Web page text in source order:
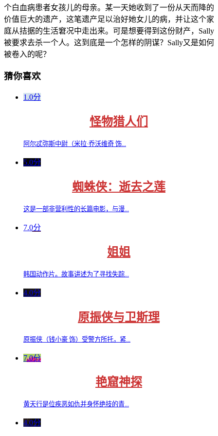
个白血病患者女孩儿的母亲。某一天她收到了一份从天而降的
价值巨大的遗产，这笔遗产足以治好她女儿的病，并让这个家
庭从拮据的生活窘况中走出来。可是想要得到这份财产，Sally
被要求去杀一个人。这到底是一个怎样的阴谋？Sally又是如何
被卷入的呢？
猜你喜欢
1.0分
怪物猎人们
阿尔忒弥斯中尉（米拉·乔沃维奇 饰...
5.0分
蜘蛛侠：逝去之莲
这是一部非营利性的长篇电影，与漫...
7.0分
姐姐
韩国动作片。故事讲述为了寻找失踪...
4.0分
原振侠与卫斯理
原振侠（钱小豪 饰）受警方所托，紧...
7.0分
艳窟神探
黄天行是位疾恶如仇并身怀绝技的青...
4.0分